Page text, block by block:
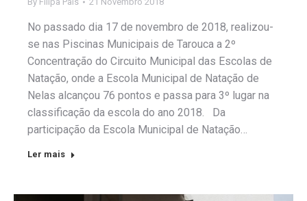
No passado dia 17 de novembro de 2018, realizou-
se nas Piscinas Municipais de Tarouca a 2º
Concentração do Circuito Municipal das Escolas de
Natação, onde a Escola Municipal de Natação de
Nelas alcançou 76 pontos e passa para 3º lugar na
classificação da escola do ano 2018. Da
participação da Escola Municipal de Natação…
Ler mais